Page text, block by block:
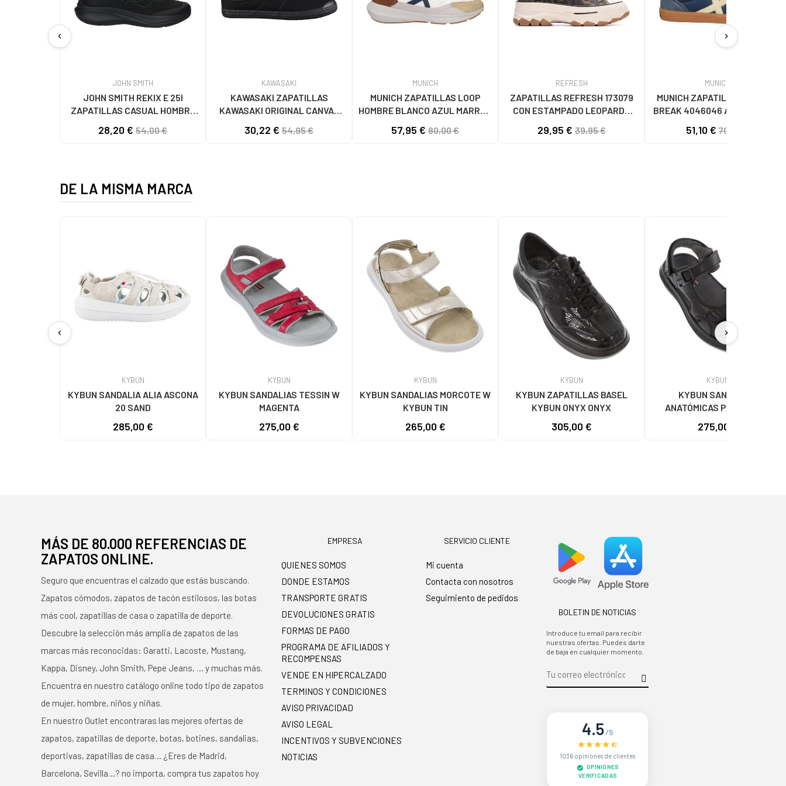
chevron_left
JOHN SMITH
JOHN SMITH REKIX E 25I
ZAPATILLAS CASUAL HOMBRE
28,20 € 54,00 €
KAWASAKI
KAWASAKI ZAPATILLAS
KAWASAKI ORIGINAL CANVAS
1001S BLACK SOLID
30,22 € 54,95 €
MUNICH
MUNICH ZAPATILLAS LOOP
HOMBRE BLANCO AZUL MARRÓN
57,95 € 80,00 €
REFRESH
ZAPATILLAS REFRESH 173079
CON ESTAMPADO LEOPARDO
29,95 €39,95 €
MUNICH
MUNICH ZAPATILLAS CASUAL
BREAK 4046046 AZUL46 AZUL
51,10 € 70,00 €
chevron_right
DE LA MISMA MARCA
chevron_left
KYBUN
KYBUN SANDALIA ALIA ASCONA
20 SAND
285,00 €
KYBUN
KYBUN SANDALIAS TESSIN W
MAGENTA
275,00 €
KYBUN
KYBUN SANDALIAS MORCOTE W
KYBUN TIN
265,00 €
KYBUN
KYBUN ZAPATILLAS BASEL
KYBUN ONYX ONYX
305,00 €
KYBUN
KYBUN SANDALIAS
ANATÓMICAS PADO M CON
275,00 €
chevron_right
MÁS DE 80.000 REFERENCIAS DE
ZAPATOS ONLINE.
Seguro que encuentras el calzado que estás buscando.
Zapatos cómodos, zapatos de tacón estilosos, las botas
más cool, zapatillas de casa o zapatilla de deporte.
Descubre la selección más amplia de zapatos de las
marcas más reconocidas: Garatti, Lacoste, Mustang,
Kappa, Disney, John Smith, Pepe Jeans, … y muchas más.
Encuentra en nuestro catálogo online todo tipo de zapatos
de mujer, hombre, niños y niñas.
En nuestro Outlet encontraras las mejores ofertas de
zapatos, zapatillas de deporte, botas, botines, sandalias,
deportivas, zapatillas de casa… ¿Eres de Madrid,
Barcelona, Sevilla…? no importa, compra tus zapatos hoy
EMPRESA
QUIENES SOMOS
DONDE ESTAMOS
TRANSPORTE GRATIS
DEVOLUCIONES GRATIS
FORMAS DE PAGO
PROGRAMA DE AFILIADOS Y
RECOMPENSAS
VENDE EN HIPERCALZADO
TERMINOS Y CONDICIONES
AVISO PRIVACIDAD
AVISO LEGAL
INCENTIVOS Y SUBVENCIONES
NOTICIAS
SERVICIO CLIENTE
Mi cuenta
Contacta con nosotros
Seguimiento de pedidos
BOLETIN DE NOTICIAS
Introduce tu email para recibir
nuestras ofertas. Puedes darte
de baja en cualquier momento.
4.5/5
1036 opiniones de clientes
OPINIONES
VERIFICADAS